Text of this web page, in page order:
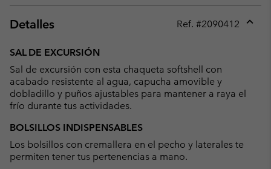
Detalles Ref. #2090412
SAL DE EXCURSIÓN
Sal de excursión con esta chaqueta softshell con
acabado resistente al agua, capucha amovible y
dobladillo y puños ajustables para mantener a raya el
frío durante tus actividades.
BOLSILLOS INDISPENSABLES
Los bolsillos con cremallera en el pecho y laterales te
permiten tener tus pertenencias a mano.